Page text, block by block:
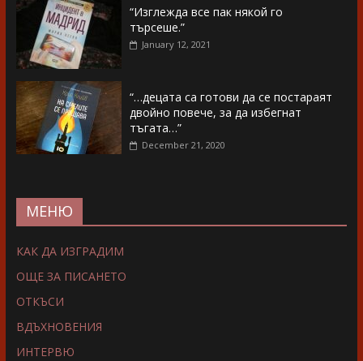
“Изглежда все пак някой го
търсеше.”
January 12, 2021
“…децата са готови да се постараят
двойно повече, за да избегнат
тъгата…”
December 21, 2020
МЕНЮ
КАК ДА ИЗГРАДИМ
ОЩЕ ЗА ПИСАНЕТО
ОТКЪСИ
ВДЪХНОВЕНИЯ
ИНТЕРВЮ